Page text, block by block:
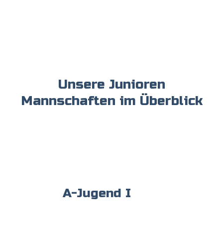
Unsere Junioren
Mannschaften im Überblick
A-Jugend I